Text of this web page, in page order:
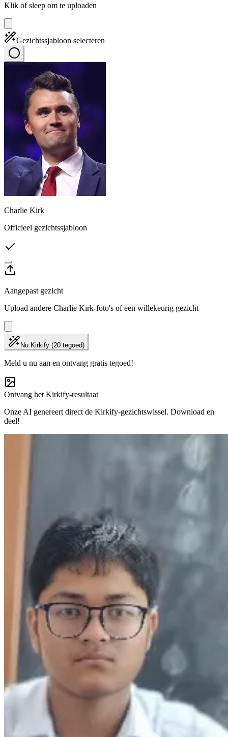
Klik of sleep om te uploaden
Gezichtssjabloon selecteren
Charlie Kirk
Officieel gezichtssjabloon
Aangepast gezicht
Upload andere Charlie Kirk-foto's of een willekeurig gezicht
Nu Kirkify (20 tegoed)
Meld u nu aan en ontvang gratis tegoed!
Ontvang het Kirkify-resultaat
Onze AI genereert direct de Kirkify-gezichtswissel. Download en
deel!